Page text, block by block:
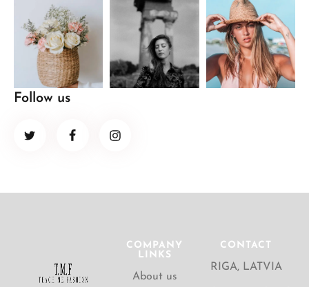
Follow us
COMPANY
LINKS
About us
CONTACT
RIGA, LATVIA